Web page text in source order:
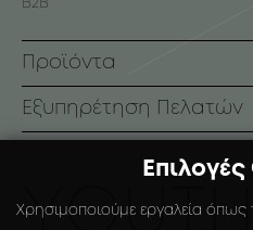
B2B
Προϊόντα
Σειρές
Πρόσωπο
Εξυπηρέτηση Πελατών
Χρησιμοποιούμε εργαλεία